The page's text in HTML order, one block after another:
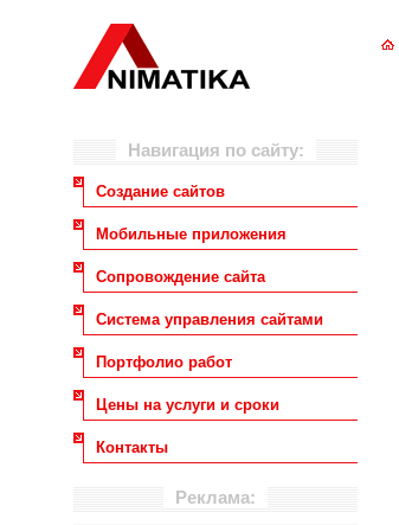
Навигация по сайту:
Создание сайтов
Мобильные приложения
Сопровождение сайта
Система управления сайтами
Портфолио работ
Цены на услуги и сроки
Контакты
Реклама: